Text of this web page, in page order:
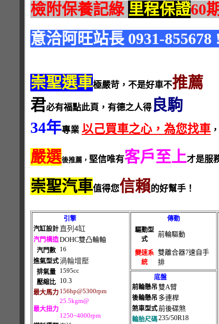
檢附保養記綠 里程保證60
意洽阿旺站長 0931-855678
崇聖選車極嚴苛，不是好車不推薦
君必有福點此頁，有德之人得 良駒
34年專業 以己買車之心，為您找車
嚴選後推薦， 堅信唯有客戶至上才是服
崇聖汽車值得您信賴 的好幫手！
引擎
汽缸設計 直列4缸
汽門構造DOHC雙凸輪軸
汽門數
16
進氣型式渦輪增壓
排氣量
1595cc
壓縮比
10.3
最大馬力 156hp@5300rpm
最大扭力
25.5kgm@
1250~4000rpm
傳動
驅動型
式
前輪驅動
變速系
統
雙離合器7速自手
排
底盤
前輪懸吊 雙A臂
後輪懸吊 多連桿
煞車型式前後碟煞
輪胎尺碼235/50R18